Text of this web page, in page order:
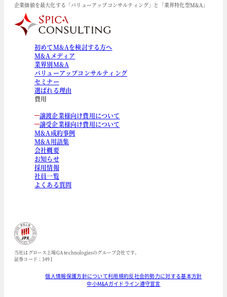
企業価値を最大化する「バリューアップコンサルティング」と「業界特化型M&A」
初めてM&Aを検討する方へ
M&Aメディア
業界別M&A
バリューアップコンサルティング
セミナー
選ばれる理由
費用
譲渡企業様向け費用について
譲受企業様向け費用について
M&A成約事例
M&A用語集
会社概要
お知らせ
採用情報
社員一覧
よくある質問
当社はグロース上場GA technologiesのグループ会社です。
証券コード：3491
個人情報保護方針について利用規約反社会的勢力に対する基本方針
中小M&Aガイドライン遵守宣言